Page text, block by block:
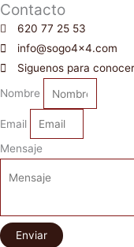
Contacto
620 77 25 53
info@sogo4x4.com
Siguenos para
Nombre
Email
Mensaje
Enviar